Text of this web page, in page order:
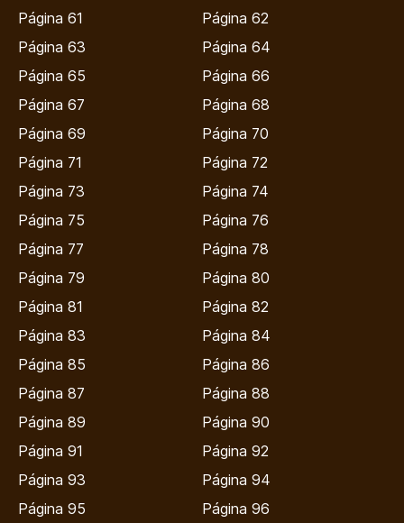
Página 61
Página 62
Página 63
Página 64
Página 65
Página 66
Página 67
Página 68
Página 69
Página 70
Página 71
Página 72
Página 73
Página 74
Página 75
Página 76
Página 77
Página 78
Página 79
Página 80
Página 81
Página 82
Página 83
Página 84
Página 85
Página 86
Página 87
Página 88
Página 89
Página 90
Página 91
Página 92
Página 93
Página 94
Página 95
Página 96